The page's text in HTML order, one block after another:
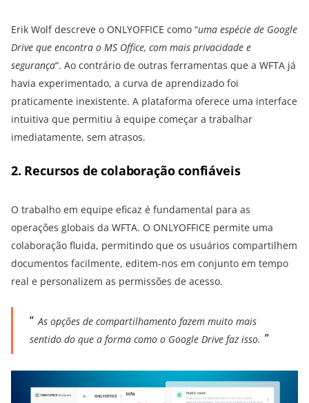
Erik Wolf descreve o ONLYOFFICE como “uma espécie de Google
Drive que encontra o MS Office, com mais privacidade e
segurança“. Ao contrário de outras ferramentas que a WFTA já
havia experimentado, a curva de aprendizado foi
praticamente inexistente. A plataforma oferece uma interface
intuitiva que permitiu à equipe começar a trabalhar
imediatamente, sem atrasos.
2. Recursos de colaboração confiáveis
O trabalho em equipe eficaz é fundamental para as
operações globais da WFTA. O ONLYOFFICE permite uma
colaboração fluida, permitindo que os usuários compartilhem
documentos facilmente, editem-nos em conjunto em tempo
real e personalizem as permissões de acesso.
As opções de compartilhamento fazem muito mais
sentido do que a forma como o Google Drive faz isso.